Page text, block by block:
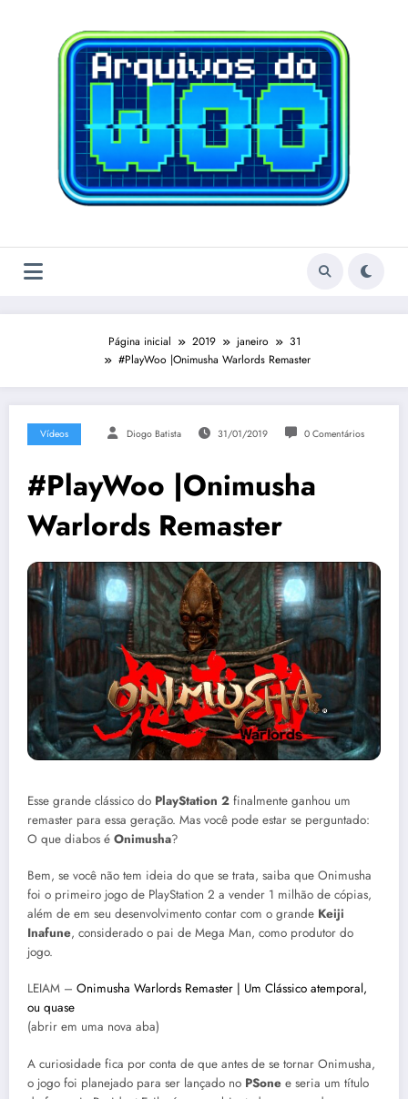
Página inicial 2019 janeiro
31
#PlayWoo |Onimusha Warlords Remaster
Vídeos Diogo Batista 31/01/2019 0 Comentários
#PlayWoo |Onimusha
Warlords Remaster
Esse grande clássico do PlayStation 2 finalmente ganhou um
remaster para essa geração. Mas você pode estar se perguntado:
O que diabos é Onimusha?
Bem, se você não tem ideia do que se trata, saiba que Onimusha
foi o primeiro jogo de PlayStation 2 a vender 1 milhão de cópias,
além de em seu desenvolvimento contar com o grande Keiji
Inafune, considerado o pai de Mega Man, como produtor do
jogo.
LEIAM – Onimusha Warlords Remaster | Um Clássico atemporal,
ou quase
(abrir em uma nova aba)
A curiosidade fica por conta de que antes de se tornar Onimusha,
o jogo foi planejado para ser lançado no PSone e seria um título